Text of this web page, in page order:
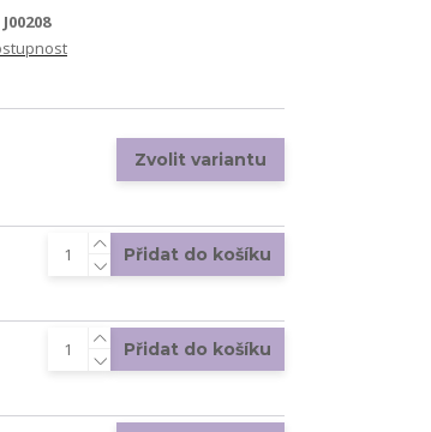
J00208
Zvolit variantu
Přidat do košíku
Přidat do košíku